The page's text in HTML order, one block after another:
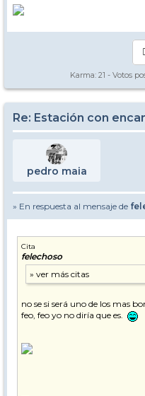
Karma: 21 - Votos
Re: Estación con
pedro maia
» En respuesta al mensaje de
Cita
felechoso
no se si será uno de los mas
feo, feo yo no diría que es.